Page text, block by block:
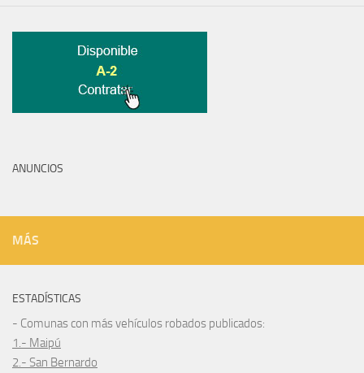
ANUNCIOS
MÁS
ESTADÍSTICAS
- Comunas con más vehículos robados publicados:
1.- Maipú
2.- San Bernardo